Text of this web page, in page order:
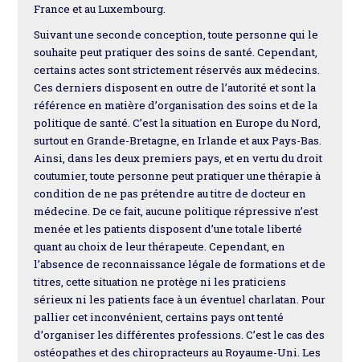
France et au Luxembourg.
Suivant une seconde conception, toute personne qui le
souhaite peut pratiquer des soins de santé. Cependant,
certains actes sont strictement réservés aux médecins.
Ces derniers disposent en outre de l’autorité et sont la
référence en matière d’organisation des soins et de la
politique de santé. C’est la situation en Europe du Nord,
surtout en Grande-Bretagne, en Irlande et aux Pays-Bas.
Ainsi, dans les deux premiers pays, et en vertu du droit
coutumier, toute personne peut pratiquer une thérapie à
condition de ne pas prétendre au titre de docteur en
médecine. De ce fait, aucune politique répressive n’est
menée et les patients disposent d’une totale liberté
quant au choix de leur thérapeute. Cependant, en
l’absence de reconnaissance légale de formations et de
titres, cette situation ne protège ni les praticiens
sérieux ni les patients face à un éventuel charlatan. Pour
pallier cet inconvénient, certains pays ont tenté
d’organiser les différentes professions. C’est le cas des
ostéopathes et des chiropracteurs au Royaume-Uni. Les